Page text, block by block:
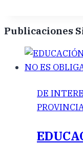
Publicaciones
DE